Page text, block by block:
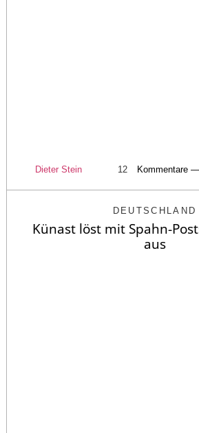
Dieter Stein 12 Kommentare
DEUTSCHLAND
Künast löst mit Spahn-
aus